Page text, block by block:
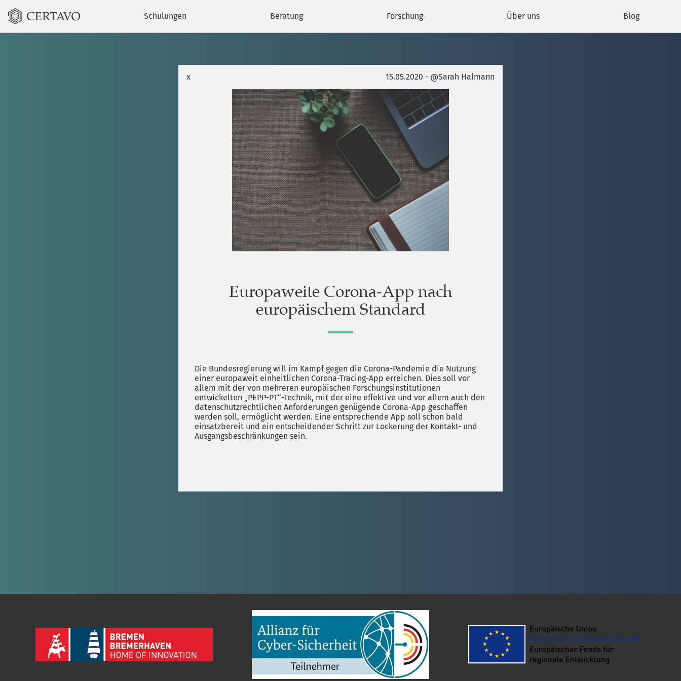
Schulungen Beratung Forschung Über uns Blog
x 15.05.2020 - @Sarah Halmann
Europaweite Corona-App nach
europäischem Standard
Die Bundesregierung will im Kampf gegen die Corona-Pandemie die Nutzung
einer europaweit einheitlichen Corona-Tracing-App erreichen. Dies soll vor
allem mit der von mehreren europäischen Forschungsinstitutionen
entwickelten „PEPP-PT“-Technik, mit der eine effektive und vor allem auch den
datenschutzrechtlichen Anforderungen genügende Corona-App geschaffen
werden soll, ermöglicht werden. Eine entsprechende App soll schon bald
einsatzbereit und ein entscheidender Schritt zur Lockerung der Kontakt- und
Ausgangsbeschränkungen sein.